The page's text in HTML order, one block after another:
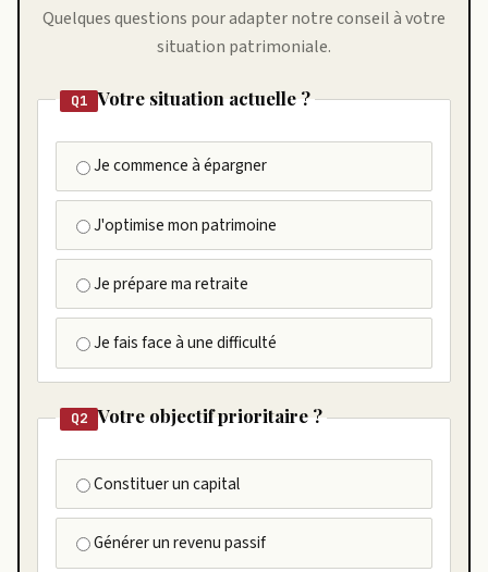
Quelques questions pour adapter notre conseil à votre
situation patrimoniale.
Q1 Votre situation actuelle ?
Je commence à épargner
J'optimise mon patrimoine
Je prépare ma retraite
Je fais face à une difficulté
Q2 Votre objectif prioritaire ?
Constituer un capital
Générer un revenu passif